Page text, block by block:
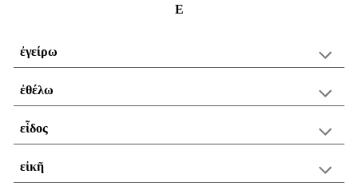
Ε
ἐγείρω
ἐθέλω
εἶδος
εἰκῆ